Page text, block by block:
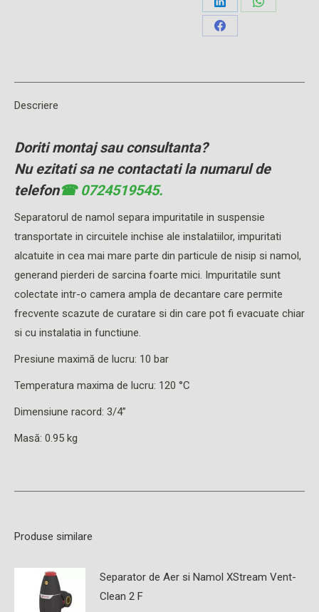
on
X
on
Share
on
Share
Share
Descriere
Doriti montaj sau consultanta?
Nu ezitati sa ne contactati la numarul de
telefon☎ 0724519545.
Separatorul de namol separa impuritatile in suspensie
transportate in circuitele inchise ale instalatiilor, impuritati
alcatuite in cea mai mare parte din particule de nisip si namol,
generand pierderi de sarcina foarte mici. Impuritatile sunt
colectate intr-o camera ampla de decantare care permite
frecvente scazute de curatare si din care pot fi evacuate chiar
si cu instalatia in functiune.
Presiune maximă de lucru: 10 bar
Temperatura maxima de lucru: 120 °C
Dimensiune racord: 3/4”
Masă: 0.95 kg
Produse similare
Separator de Aer si Namol XStream Vent-
Clean 2 F